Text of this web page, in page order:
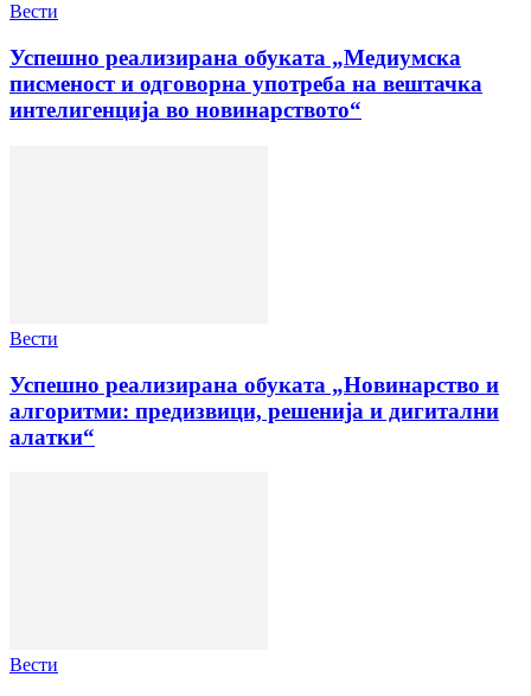
Вести
Успешно реализирана обуката „Медиумска
писменост и одговорна употреба на вештачка
интелигенција во новинарството“
Вести
Успешно реализирана обуката „Новинарство и
алгоритми: предизвици, решенија и дигитални
алатки“
Вести